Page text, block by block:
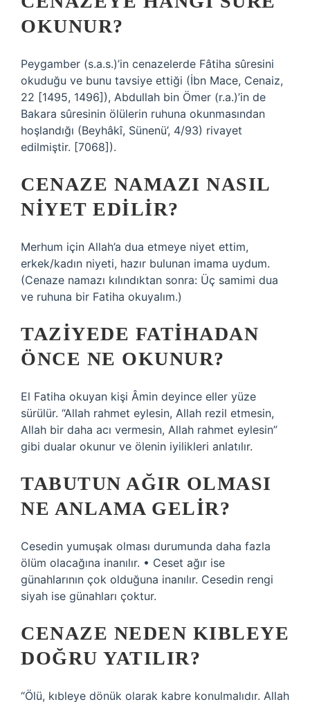
OKUNUR?
Peygamber (s.a.s.)’in cenazelerde Fâtiha sûresini
okuduğu ve bunu tavsiye ettiği (İbn Mace, Cenaiz,
22 [1495, 1496]), Abdullah bin Ömer (r.a.)’in de
Bakara sûresinin ölülerin ruhuna okunmasından
hoşlandığı (Beyhâkî, Sünenü’, 4/93) rivayet
edilmiştir. [7068]).
CENAZE NAMAZI NASIL
NIYET EDILIR?
Merhum için Allah’a dua etmeye niyet ettim,
erkek/kadın niyeti, hazır bulunan imama uydum.
(Cenaze namazı kılındıktan sonra: Üç samimi dua
ve ruhuna bir Fatiha okuyalım.)
TAZIYEDE FATIHADAN
ÖNCE NE OKUNUR?
El Fatiha okuyan kişi Âmin deyince eller yüze
sürülür. “Allah rahmet eylesin, Allah rezil etmesin,
Allah bir daha acı vermesin, Allah rahmet eylesin”
gibi dualar okunur ve ölenin iyilikleri anlatılır.
TABUTUN AĞIR OLMASI
NE ANLAMA GELIR?
Cesedin yumuşak olması durumunda daha fazla
ölüm olacağına inanılır. • Ceset ağır ise
günahlarının çok olduğuna inanılır. Cesedin rengi
siyah ise günahları çoktur.
CENAZE NEDEN KIBLEYE
DOĞRU YATILIR?
“Ölü, kıbleye dönük olarak kabre konulmalıdır. Allah